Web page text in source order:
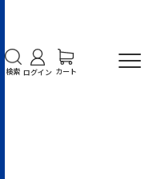
メニ
検索を開く
検索
アカウントページに移
ログイン
カートを開く
カート